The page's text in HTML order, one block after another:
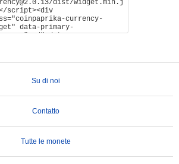
Su di noi
Contatto
Tutte le monete